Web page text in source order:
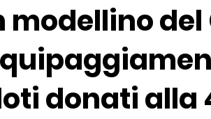
modellino del
donati alla